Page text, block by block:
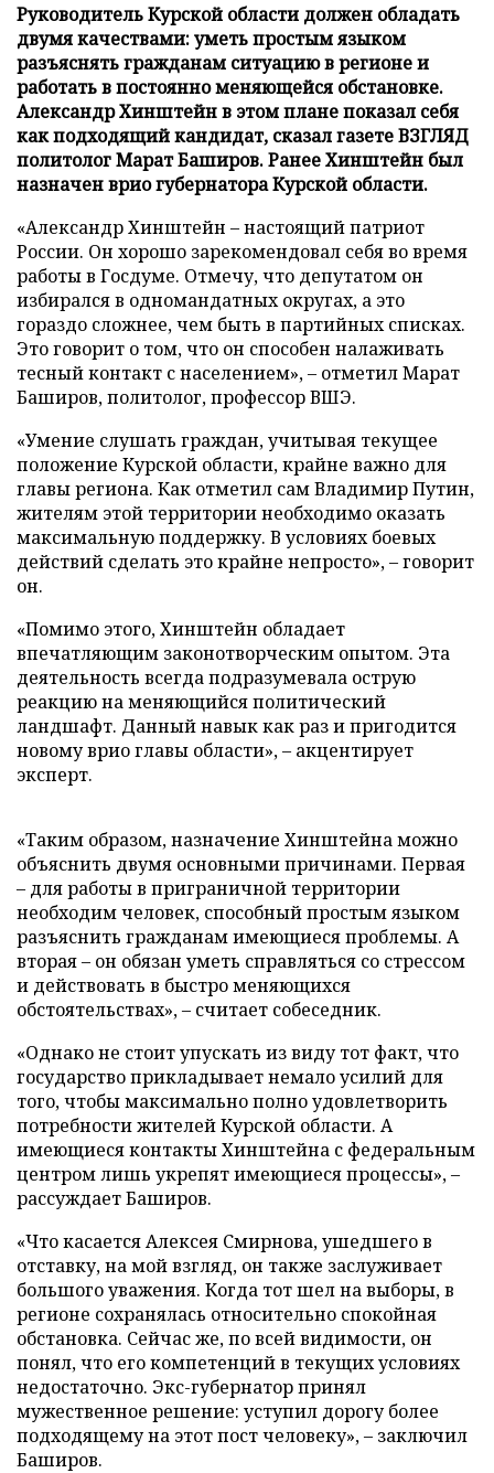
Руководитель Курской области должен обладать
двумя качествами: уметь простым языком
разъяснять гражданам ситуацию в регионе и
работать в постоянно меняющейся обстановке.
Александр Хинштейн в этом плане показал себя
как подходящий кандидат, сказал газете ВЗГЛЯД
политолог Марат Баширов. Ранее Хинштейн был
назначен врио губернатора Курской области.
«Александр Хинштейн – настоящий патриот
России. Он хорошо зарекомендовал себя во время
работы в Госдуме. Отмечу, что депутатом он
избирался в одномандатных округах, а это
гораздо сложнее, чем быть в партийных списках.
Это говорит о том, что он способен налаживать
тесный контакт с населением», – отметил Марат
Баширов, политолог, профессор ВШЭ.
«Умение слушать граждан, учитывая текущее
положение Курской области, крайне важно для
главы региона. Как отметил сам Владимир Путин,
жителям этой территории необходимо оказать
максимальную поддержку. В условиях боевых
действий сделать это крайне непросто», – говорит
он.
«Помимо этого, Хинштейн обладает
впечатляющим законотворческим опытом. Эта
деятельность всегда подразумевала острую
реакцию на меняющийся политический
ландшафт. Данный навык как раз и пригодится
новому врио главы области», – акцентирует
эксперт.
«Таким образом, назначение Хинштейна можно
объяснить двумя основными причинами. Первая
– для работы в приграничной территории
необходим человек, способный простым языком
разъяснить гражданам имеющиеся проблемы. А
вторая – он обязан уметь справляться со стрессом
и действовать в быстро меняющихся
обстоятельствах», – считает собеседник.
«Однако не стоит упускать из виду тот факт, что
государство прикладывает немало усилий для
того, чтобы максимально полно удовлетворить
потребности жителей Курской области. А
имеющиеся контакты Хинштейна с федеральным
центром лишь укрепят имеющиеся процессы», –
рассуждает Баширов.
«Что касается Алексея Смирнова, ушедшего в
отставку, на мой взгляд, он также заслуживает
большого уважения. Когда тот шел на выборы, в
регионе сохранялась относительно спокойная
обстановка. Сейчас же, по всей видимости, он
понял, что его компетенций в текущих условиях
недостаточно. Экс-губернатор принял
мужественное решение: уступил дорогу более
подходящему на этот пост человеку», – заключил
Баширов.